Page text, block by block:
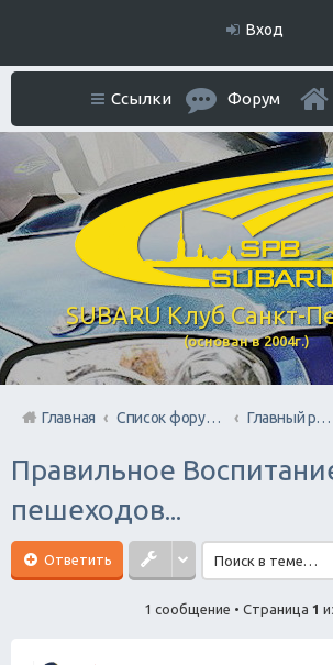
Вход
SUBARU Клуб Санкт-
(основан в 2004г.)
Ссылки Форум
Главная Список форумов Главный раздел
Правильное
пешеходов...
Ответить
1 сообщение • Страница 1